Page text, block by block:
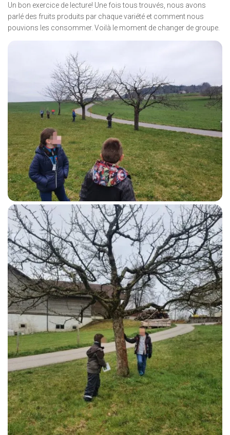
Un bon exercice de lecture! Une fois tous trouvés, nous avons
parlé des fruits produits par chaque variété et comment nous
pouvions les consommer. Voilà le moment de changer de groupe.